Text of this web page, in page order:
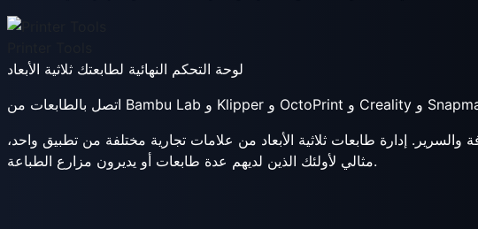
لوحة التحكم النهائية لطابعتك ثلاثية الأبعاد
إدارة طابعات ثلاثية الأبعاد من علامات تجارية مختلفة من تطبيق واحد،
مثالي لأولئك الذين لديهم عدة طابعات أو يديرون مزارع الطباعة.